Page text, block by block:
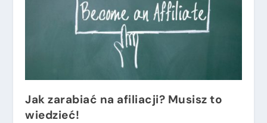
Jak zarabiać na afiliacji? Musisz to
wiedzieć!